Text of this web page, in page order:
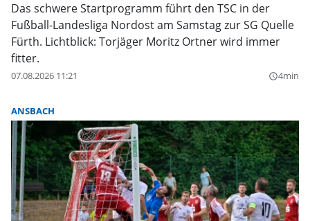
Das schwere Startprogramm führt den TSC in der
Fußball-Landesliga Nordost am Samstag zur SG Quelle
Fürth. Lichtblick: Torjäger Moritz Ortner wird immer
fitter.
07.08.2026 11:21 query_builder4min
ANSBACH